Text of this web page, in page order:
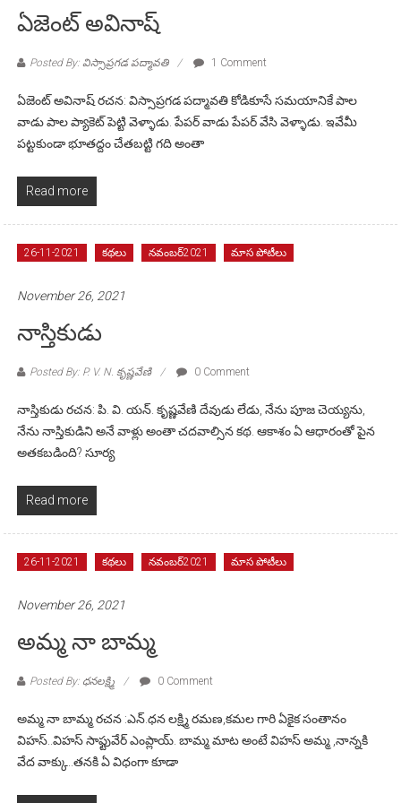
ఏజెంట్ అవినాష్
Posted By: విస్సాప్రగడ పద్మావతి 1 Comment
ఏజెంట్ అవినాష్ రచన: విస్సాప్రగడ పద్మావతి కోడికూసే సమయానికే పాల
వాడు పాల ప్యాకెట్ పెట్టి వెళ్ళాడు. పేపర్ వాడు పేపర్ వేసి వెళ్ళాడు. ఇవేమీ
పట్టకుండా భూతద్దం చేతబట్టి గది అంతా
Read more
26-11-2021 కథలు నవంబర్2021 మాస పోటీలు
November 26, 2021
నాస్తికుడు
Posted By: P. V. N. కృష్ణవేణి 0 Comment
నాస్తికుడు రచన: పి. వి. యన్. కృష్ణవేణి దేవుడు లేడు, నేను పూజ చెయ్యను,
నేను నాస్తికుడిని అనే వాళ్లు అంతా చదవాల్సిన కథ. ఆకాశం ఏ ఆధారంతో పైన
అతకబడింది? సూర్య
Read more
26-11-2021 కథలు నవంబర్2021 మాస పోటీలు
November 26, 2021
అమ్మ నా బామ్మ
Posted By: ధనలక్ష్మి 0 Comment
అమ్మ నా బామ్మ రచన :ఎన్.ధన లక్ష్మి రమణ,కమల గారి ఏకైక సంతానం
విహస్..విహస్ సాఫ్టువేర్ ఎంప్లాయ్. బామ్మ మాట అంటే విహస్ అమ్మ ,నాన్నకి
వేద వాక్కు..తనకి ఏ విధంగా కూడా